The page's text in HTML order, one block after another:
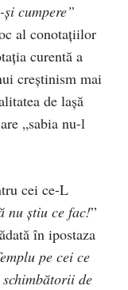
cumpere”
al conotaţiilor
curentă a
creştinism mai
de laşă
„sabia nu-l
cei ce-L
nu ştiu ce fac!”
în ipostaza
pe cei ce
de